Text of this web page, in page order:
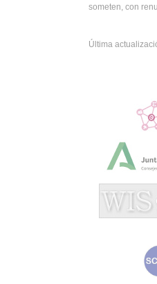
someten, con
Última